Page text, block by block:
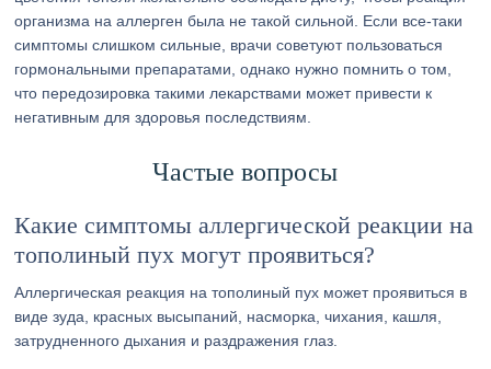
организма на аллерген была не такой сильной. Если все-таки
симптомы слишком сильные, врачи советуют пользоваться
гормональными препаратами, однако нужно помнить о том,
что передозировка такими лекарствами может привести к
негативным для здоровья последствиям.
Частые вопросы
Какие симптомы аллергической реакции на
тополиный пух могут проявиться?
Аллергическая реакция на тополиный пух может проявиться в
виде зуда, красных высыпаний, насморка, чихания, кашля,
затрудненного дыхания и раздражения глаз.